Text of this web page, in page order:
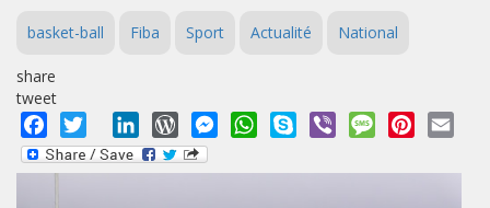
basket-ball Fiba Sport Actualité National
share
tweet
Facebook
Twitter LinkedInWordPressMessengerWhatsApp
Skype Viber MessagePinterest